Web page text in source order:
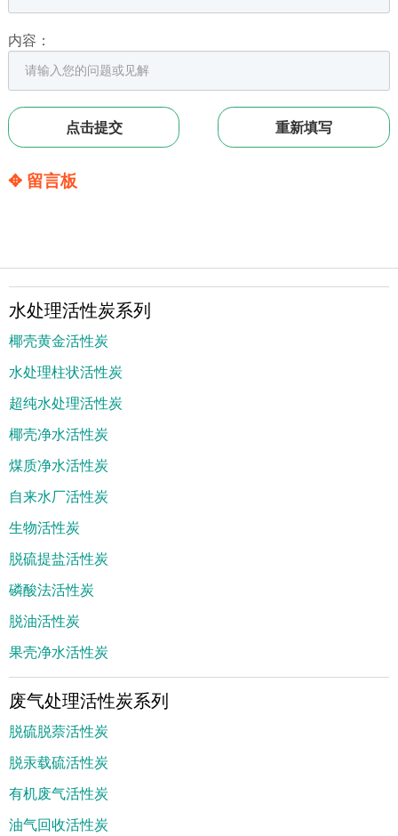
内容：
✥ 留言板
水处理活性炭系列
椰壳黄金活性炭
水处理柱状活性炭
超纯水处理活性炭
椰壳净水活性炭
煤质净水活性炭
自来水厂活性炭
生物活性炭
脱硫提盐活性炭
磷酸法活性炭
脱油活性炭
果壳净水活性炭
废气处理活性炭系列
脱硫脱萘活性炭
脱汞载硫活性炭
有机废气活性炭
油气回收活性炭